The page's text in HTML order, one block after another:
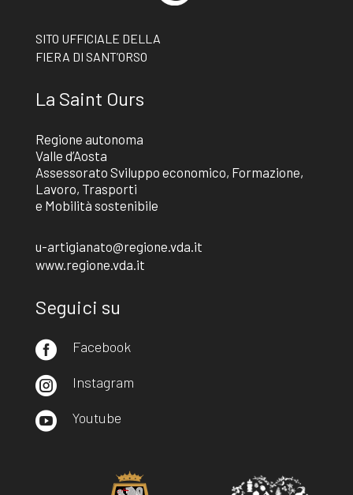
SITO UFFICIALE DELLA
FIERA DI SANT’ORSO
La Saint Ours
Regione autonoma
Valle d’Aosta
Assessorato Sviluppo economico, Formazione,
Lavoro, Trasporti
e Mobilità sostenibile
u-artigianato@regione.vda.it
www.regione.vda.it
Seguici su
 Facebook
 Instagram
 Youtube